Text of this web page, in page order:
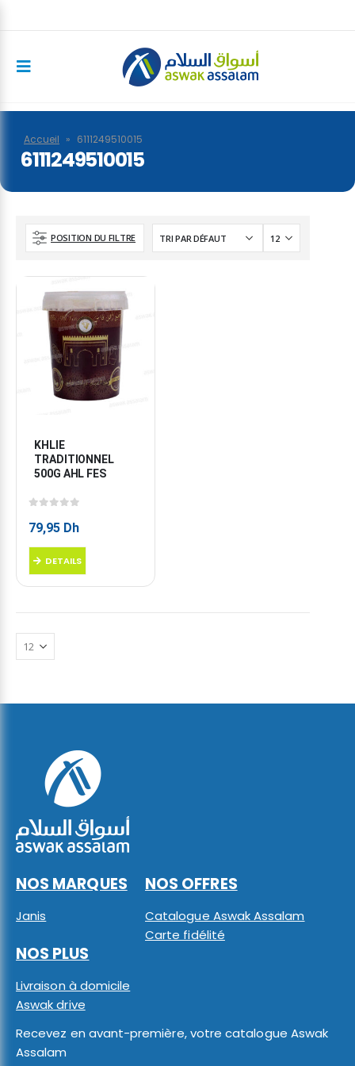
Accueil » 6111249510015
6111249510015
POSITION DU FILTRE
KHLIE
TRADITIONNEL
500G AHL FES
79,95 Dh
DETAILS
NOS MARQUES
Janis
NOS OFFRES
Catalogue Aswak Assalam
Carte fidélité
NOS PLUS
Livraison à domicile
Aswak drive
Recevez en avant-première, votre catalogue Aswak
Assalam